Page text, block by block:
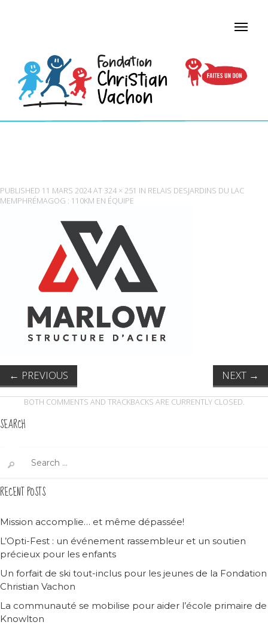
PUBLISHED 11 MARS 2024AT324 × 251 IN RELAIS DESJARDINS DU LAC
MEMPHRÉMAGOG : 110KM EN ÉQUIPE
← PREVIOUS NEXT →
BOTH COMMENTS AND TRACKBACKS ARE CURRENTLY CLOSED.
SEARCH
for:
RECENT POSTS
Mission accomplie… et même dépassée!
L’Opti-Fest : un événement rassembleur et un soutien
précieux pour les enfants
Un forfait de ski tout-inclus pour les jeunes de la Fondation
Christian Vachon
La communauté se mobilise pour aider l’école primaire de
Knowlton